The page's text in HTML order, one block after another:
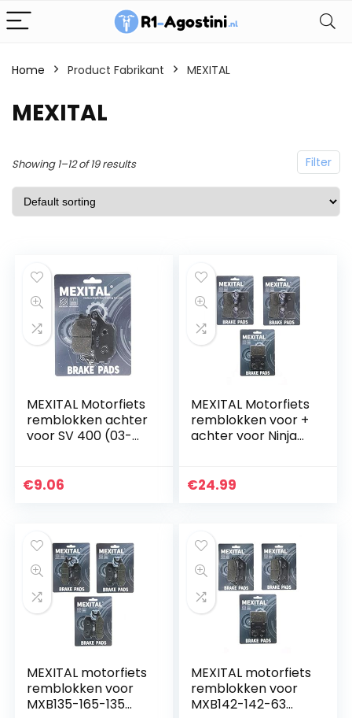
Home Product Fabrikant MEXITAL
MEXITAL
Filter
Showing 1–12 of 19 results
MEXITAL Motorfiets
remblokken achter
voor SV 400 (03-
Bandit (05-06) /
€9.06
MEXITAL Motorfiets
remblokken voor +
achter voor Ninja
(ZR 1100 C) (97-00)
€24.99
MEXITAL motorfiets
remblokken voor
MXB135-165-135
MEXITAL motorfiets
remblokken voor
MXB142-142-63